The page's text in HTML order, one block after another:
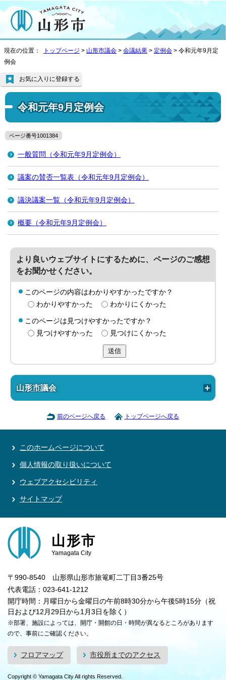
現在の位置： トップページ > 山形市議会 > 会議結果 > 定例会 > 令和元年9月定
例会
令和元年9月定例会
お気に入りに登録する
ページ番号1001384
一般質問（令和元年9月定例会）
議案の賛否一覧表（令和元年9月定例会）
議決議案一覧（令和元年9月定例会）
概要（令和元年9月定例会）
より良いウェブサイトにするために、ページのご感想
をお聞かせください。
このページの内容はわかりやすかったですか？
わかりやすかった
わかりにくかった
このページは見つけやすかったですか？
見つけやすかった
見つけにくかった
送信
山形市議会
前のページへ戻る トップページへ戻る
このホームページについて
個人情報の取り扱いについて
ウェブアクセシビリティ
サイトマップ
山形市
Yamagata City
〒990-8540 山形県山形市旅篭町二丁目3番25号
代表電話：023-641-1212
開庁時間：月曜日から金曜日の午前8時30分から午後5時15分（祝
日および12月29日から1月3日を除く）
※部署、施設によっては、開庁・開館の日・時間が異なるところがあります
ので、事前にご確認ください。
フロアマップ 市役所までのアクセス
Copyright © Yamagata City All rights Reserved.